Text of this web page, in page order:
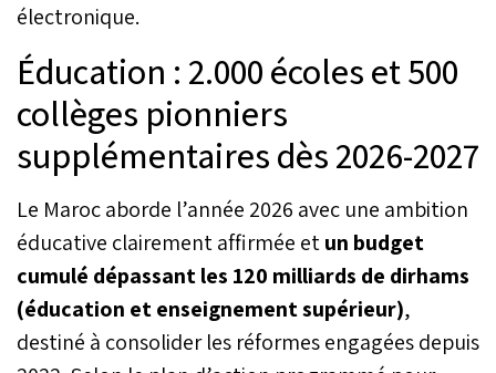
électronique.
Éducation : 2.000 écoles et 500
collèges pionniers
supplémentaires dès 2026-2027
Le Maroc aborde l’année 2026 avec une ambition
éducative clairement affirmée etun budget
cumulé dépassant les 120 milliards de dirhams
(éducation et enseignement supérieur),
destiné à consolider les réformes engagées depuis